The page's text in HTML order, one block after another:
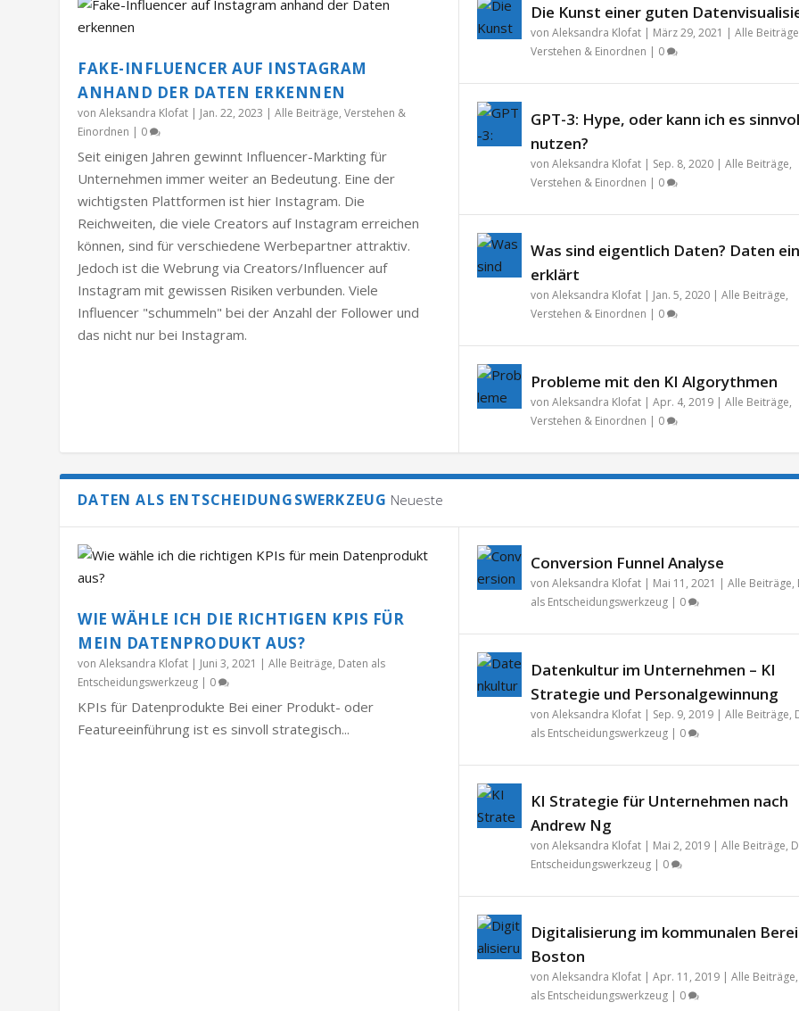
FAKE-INFLUENCER AUF INSTAGRAM
ANHAND DER DATEN ERKENNEN
vonAleksandra Klofat | Jan. 22, 2023 |Alle Beiträge,Verstehen &
Einordnen | 0
Seit einigen Jahren gewinnt Influencer-Markting für
Unternehmen immer weiter an Bedeutung. Eine der
wichtigsten Plattformen ist hier Instagram. Die
Reichweiten, die viele Creators auf Instagram erreichen
können, sind für verschiedene Werbepartner attraktiv.
Jedoch ist die Webrung via Creators/Influencer auf
Instagram mit gewissen Risiken verbunden. Viele
Influencer "schummeln" bei der Anzahl der Follower und
das nicht nur bei Instagram.
Die Kunst einer guten
von Aleksandra Klofat| März 29, 2021 | Alle Beiträge
Verstehen & Einordnen | 0
GPT-3: Hype, oder kann ich es
nutzen?
von Aleksandra Klofat| Sep. 8, 2020| Alle Beiträge,
Verstehen & Einordnen | 0
Was sind eigentlich Daten? Daten
erklärt
von Aleksandra Klofat| Jan. 5, 2020| Alle Beiträge,
Verstehen & Einordnen | 0
Probleme mit den KI Algorythmen
von Aleksandra Klofat| Apr. 4, 2019| Alle Beiträge,
Verstehen & Einordnen | 0
DATEN ALS ENTSCHEIDUNGSWERKZEUG Neueste
WIE WÄHLE ICH DIE RICHTIGEN KPIS FÜR
MEIN DATENPRODUKT AUS?
vonAleksandra Klofat | Juni 3, 2021 |Alle Beiträge, Daten als
Entscheidungswerkzeug | 0
KPIs für Datenprodukte Bei einer Produkt- oder
Featureeinführung ist es sinvoll strategisch...
Conversion Funnel Analyse
von Aleksandra Klofat| Mai 11, 2021 | Alle Beiträge,
als Entscheidungswerkzeug| 0
Datenkultur im Unternehmen – KI
Strategie und Personalgewinnung
von Aleksandra Klofat| Sep. 9, 2019| Alle Beiträge,
als Entscheidungswerkzeug| 0
KI Strategie für Unternehmen nach
Andrew Ng
von Aleksandra Klofat| Mai 2, 2019| Alle Beiträge,
Entscheidungswerkzeug| 0
Digitalisierung im kommunalen
Boston
von Aleksandra Klofat| Apr. 11, 2019| Alle Beiträge,
als Entscheidungswerkzeug| 0